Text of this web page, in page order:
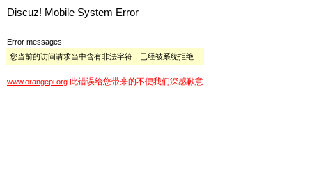
Discuz! Mobile System Error
Error messages:
您当前的访问请求当中含有非法字符，已经被系统拒绝
www.orangepi.org 此错误给您带来的不便我们深感歉意